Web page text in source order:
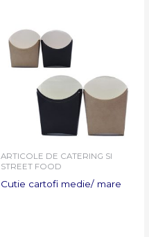
ARTICOLE DE CATERING SI
STREET FOOD
Cutie cartofi medie/ mare